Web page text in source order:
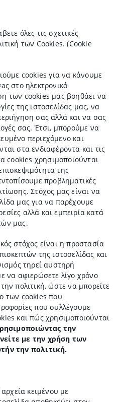
όλες τις σχετικές
των Cookies. (Cookie
cookies για να κάνουμε
στο ηλεκτρονικό
των cookies μας βοηθάει να
της ιστοσελίδας μας, να
σας αλλά και να σας
σας. Έτσι, μπορούμε να
περιεχόμενο και
στα ενδιαφέροντα και τις
cookies χρησιμοποιούνται
της
προβληματικές
Στόχος μας είναι να
μας για να παρέχουμε
αλλά και εμπειρία κατά
μας.
στόχος είναι η προστασία
της ιστοσελίδας και
τηρεί αυστηρή
να αφιερώσετε λίγο χρόνο
πολιτική, ώστε να μπορείτε
των cookies που
που συλλέγουμε
και πώς χρησιμοποιούνται
την
με την χρήση των
την πολιτική.
κειμένου με